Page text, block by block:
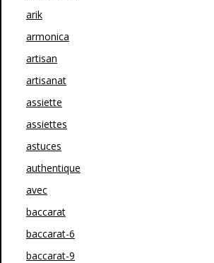
arik
armonica
artisan
artisanat
assiette
assiettes
astuces
authentique
avec
baccarat
baccarat-6
baccarat-9